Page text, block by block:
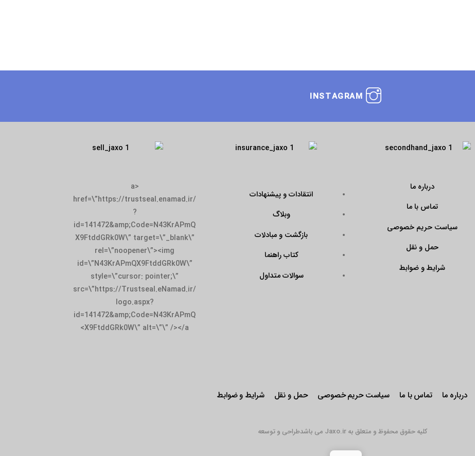
INSTAGRAM
درباره ما
تماس با ما
سیاست حریم خصوصی
حمل و نقل
شرایط و ضوابط
انتقادات و پیشنهادات
وبلاگ
بازگشت و مبادلات
کتاب راهنما
سوالات متداول
<a
href=\”https://trustseal.enamad.ir/
?
id=141472&amp;Code=N43KrAPmQ
X9FtddGRk0W\” target=\”_blank\”
rel=\”noopener\”><img
id=\”N43KrAPmQX9FtddGRk0W\”
style=\”cursor: pointer;\”
src=\”https://Trustseal.eNamad.ir/
logo.aspx?
id=141472&amp;Code=N43KrAPmQ
X9FtddGRk0W\” alt=\”\” /></a>
درباره ما تماس با ما سیاست حریم خصوصی حمل و نقل شرایط و ضوابط
کلیه حقوق محفوظ و متعلق به Jaxo.ir می باشد طراحی و توسعه